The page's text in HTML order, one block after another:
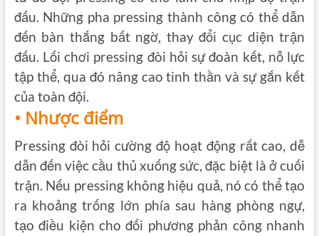
đấu. Những pha pressing thành công có thể dẫn
đến bàn thắng bất ngờ, thay đổi cục diện trận
đấu. Lối chơi pressing đòi hỏi sự đoàn kết, nỗ lực
tập thể, qua đó nâng cao tinh thần và sự gắn kết
của toàn đội.
• Nhược điểm
Pressing đòi hỏi cường độ hoạt động rất cao, dễ
dẫn đến việc cầu thủ xuống sức, đặc biệt là ở cuối
trận. Nếu pressing không hiệu quả, nó có thểtạo
ra khoảng trống lớn phía sau hàng phòng ngự,
tạo điều kiện cho đối phương phản công nhanh